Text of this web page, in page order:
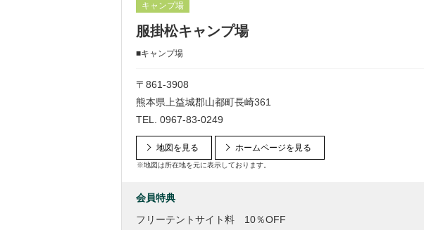
キャンプ場
服掛松キャンプ場
■キャンプ場
〒861-3908
熊本県上益城郡山都町長崎361
TEL. 0967-83-0249
地図を見る
※地図は所在地を元に表示しております。
ホームページを見る
会員特典
フリーテントサイト料 10％OFF